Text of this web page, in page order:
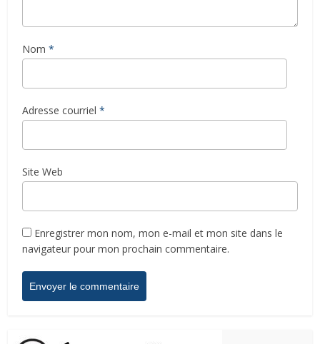
Nom *
Adresse courriel *
Site Web
Enregistrer mon nom, mon e-mail et mon site dans le
navigateur pour mon prochain commentaire.